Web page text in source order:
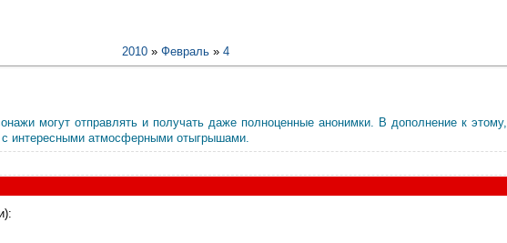
2010 » Февраль » 4
могут отправлять и получать даже полноценные анонимки. В дополнение к
с интересными атмосферными отыгрышами.